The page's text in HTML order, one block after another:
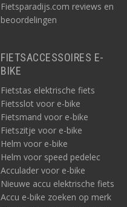
Fietsparadijs.com reviews en
beoordelingen
FIETSACCESSOIRES E-
BIKE
Fietstas elektrische fiets
Fietsslot voor e-bike
Fietsmand voor e-bike
Fietszitje voor e-bike
Helm voor e-bike
Helm voor speed pedelec
Acculader voor e-bike
Nieuwe accu elektrische fiets
Accu e-bike zoeken op merk